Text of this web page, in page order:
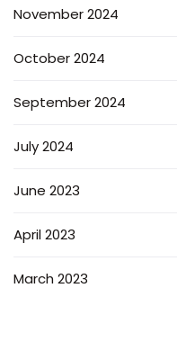
November 2024
October 2024
September 2024
July 2024
June 2023
April 2023
March 2023